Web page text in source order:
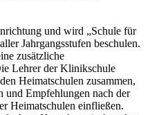
und wird „Schule für
Jahrgangsstufen beschulen.
zusätzliche
Lehrer der Klinikschule
Heimatschulen zusammen,
und Empfehlungen nach der
Heimatschulen einfließen.